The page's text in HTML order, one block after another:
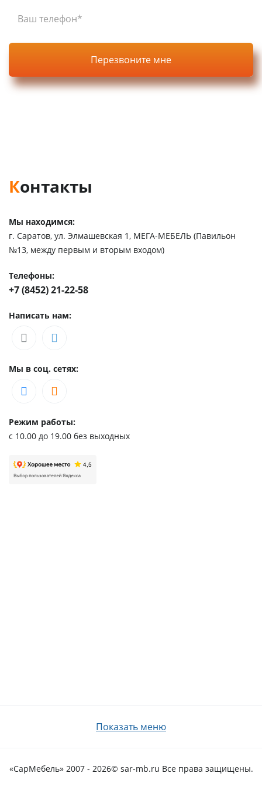
Контакты
Мы находимся:
г. Саратов, ул. Элмашевская 1, МЕГА-МЕБЕЛЬ (Павильон
№13, между первым и вторым входом)
Телефоны:
+7 (8452) 21-22-58
Написать нам:
Мы в соц. сетях:
Режим работы:
с 10.00 до 19.00 без выходных
Показать меню
«СарМебель» 2007 - 2026© sar-mb.ru Все права защищены.